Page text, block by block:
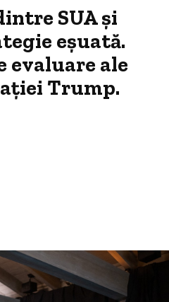
SUA și
eșuată.
evaluare ale
Trump.